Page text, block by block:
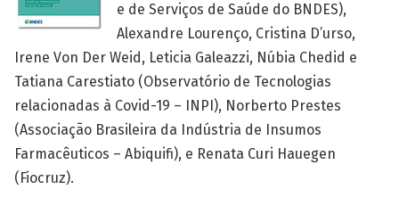
e de Serviços de Saúde do BNDES),
Alexandre Lourenço, Cristina D’urso,
Irene Von Der Weid, Leticia Galeazzi, Núbia Chedid e
Tatiana Carestiato (Observatório de Tecnologias
relacionadas à Covid-19 – INPI), Norberto Prestes
(Associação Brasileira da Indústria de Insumos
Farmacêuticos – Abiquifi), e Renata Curi Hauegen
(Fiocruz).